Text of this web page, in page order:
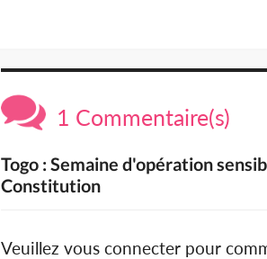
1 Commentaire(s)
Togo : Semaine d'opération
Constitution
Veuillez vous connecter pour